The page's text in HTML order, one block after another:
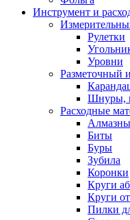
Инструмент и
Рулетки
Уровни
Разметочный
Шнуры,
Расходные
Биты
Буры
Зубила
Коронки
Круги
Круги
Пилки